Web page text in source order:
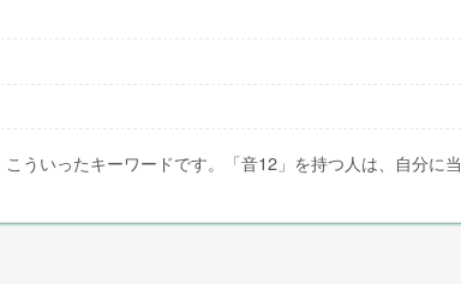
ういったキーワードです。「音12」を持つ人は、自分に当